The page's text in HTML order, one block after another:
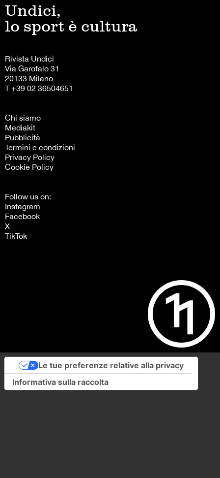
Undici,
lo sport è cultura
Rivista Undici
Via Garofalo 31
20133 Milano
T +39 02 36504651
Chi siamo
Mediakit
Pubblicità
Termini e condizioni
Privacy Policy
Cookie Policy
Follow us on:
Instagram
Facebook
X
TikTok
Informativa sulla raccolta
Le tue preferenze relative alla privacy